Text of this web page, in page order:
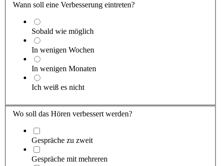
Wann soll eine Verbesserung eintreten?
Sobald wie möglich
In wenigen Wochen
In wenigen Monaten
Ich weiß es nicht
Wo soll das Hören verbessert werden?
Gespräche zu zweit
Gespräche mit mehreren